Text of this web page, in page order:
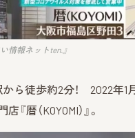
情報ネットten.』
から徒歩約2分！ 2022年1
暦（KOYOMI）』。